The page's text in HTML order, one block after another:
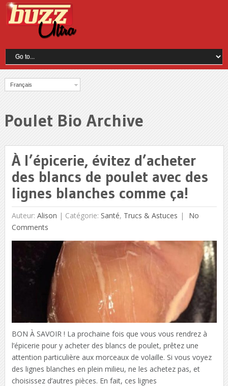
Français
Poulet Bio Archive
À l’épicerie, évitez d’acheter
des blancs de poulet avec des
lignes blanches comme ça!
Auteur: Alison | Catégorie: Santé, Trucs & Astuces
No
Comments
BON À SAVOIR ! La prochaine fois que vous vous rendrez à
l’épicerie pour y acheter des blancs de poulet, prêtez une
attention particulière aux morceaux de volaille. Si vous voyez
des lignes blanches en plein milieu, ne les achetez pas, et
choisissez d’autres pièces. En fait, ces lignes